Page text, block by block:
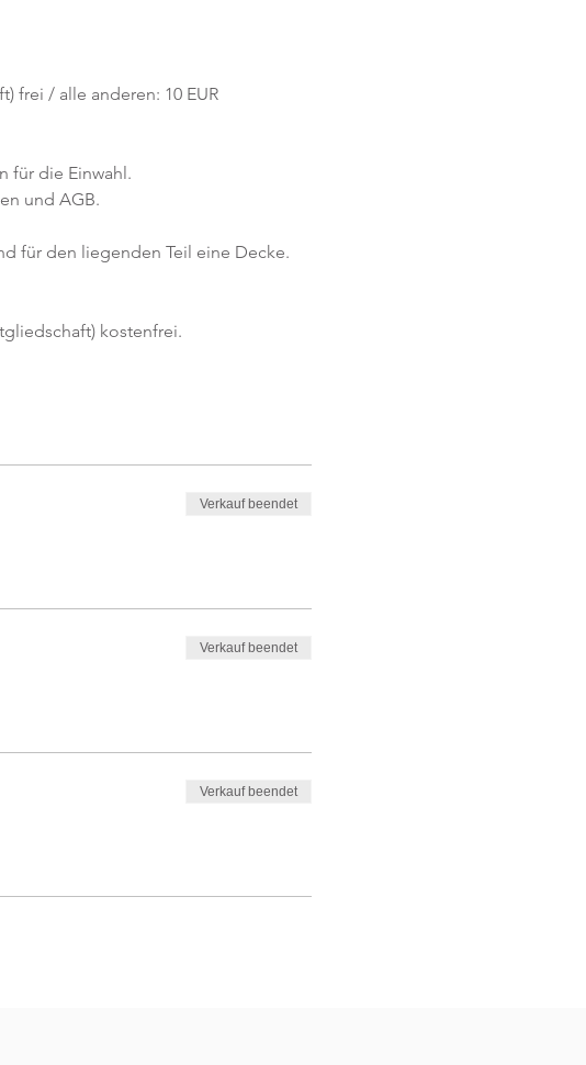
frei / alle anderen: 10 EUR
für die Einwahl.
und AGB.
für den liegenden Teil eine Decke.
kostenfrei.
Verkauf beendet
Verkauf beendet
Verkauf beendet